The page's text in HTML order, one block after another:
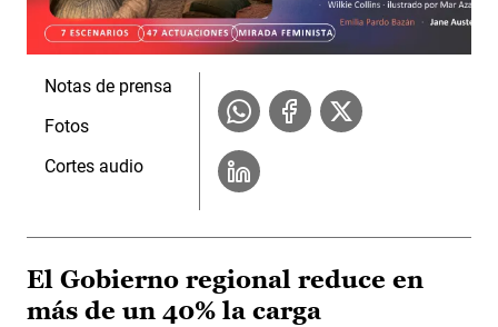
Notas de prensa
Fotos
Cortes audio
El Gobierno regional reduce en
más de un 40% la carga